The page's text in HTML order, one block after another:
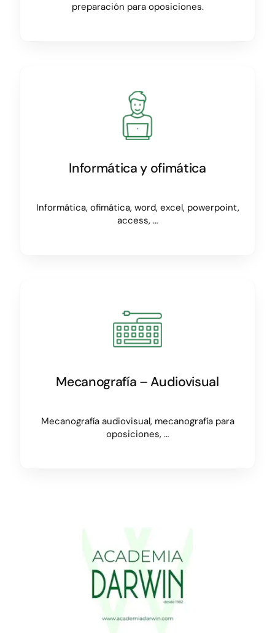
preparación para oposiciones.
Informática y ofimática
Informática, ofimática, word, excel, powerpoint,
access, …
Mecanografía – Audiovisual
Mecanografía audiovisual, mecanografía para
oposiciones, …